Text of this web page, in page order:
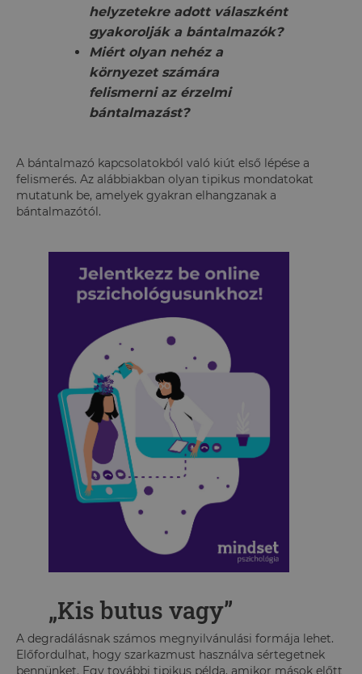
helyzetekre adott válaszként
gyakorolják a bántalmazók?
Miért olyan nehéz a
környezet számára
felismerni az érzelmi
bántalmazást?
A bántalmazó kapcsolatokból való kiút első lépése a
felismerés. Az alábbiakban olyan tipikus mondatokat
mutatunk be, amelyek gyakran elhangzanak a
bántalmazótól.
„Kis butus vagy”
A degradálásnak számos megnyilvánulási formája lehet.
Előfordulhat, hogy szarkazmust használva sértegetnek
bennünket. Egy további tipikus példa, amikor mások előtt